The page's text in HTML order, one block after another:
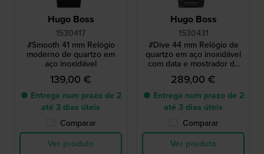
Hugo Boss
1530417
#Smooth 41 mm Relógio
moderno de quartzo em
aço inoxidável
139,00 €
● Entrega num prazo de 2
até 3 dias úteis
Comparar
Ver produto
Hugo Boss
1530431
#Dive 44 mm Relógio de
quartzo em aço inoxidável
com data e mostrador de
24 horas
289,00 €
● Entrega num prazo de 2
até 3 dias úteis
Comparar
Ver produto